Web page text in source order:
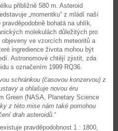
přibližně 580 m. Asteroid
„momentku“ z mládí naší
bohatá na uhlík,
molekulách důležitých pro
ve vzorcích meteoritů a
ingredience života mohou být
Astronomové chtějí zjistit, zda
s označením 1999 RQ36.
schránkou (časovou konzervou) z
a ohlašuje novou éru
Green (NASA, Planetary Science
z této mise nám také pomohou
drah asteroidů.“
pravděpodobnost 1 : 1800,